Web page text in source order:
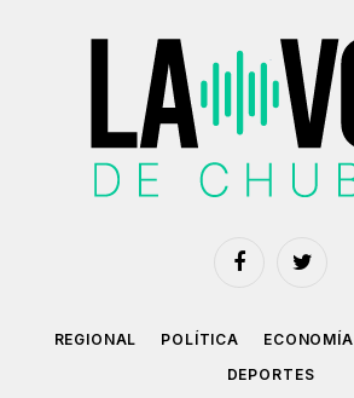
FacebookTwitter
REGIONAL POLÍTICA ECONOMÍA
DEPORTES